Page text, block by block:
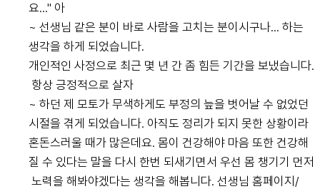
요..." 아
~ 선생님 같은 분이 바로 사람을 고치는 분이시구나... 하는
생각을 하게 되었습니다.
개인적인 사정으로 최근 몇 년 간 좀 힘든 기간을 보냈습니다.
항상 긍정적으로 살자
~ 하던 제 모토가 무색하게도 부정의 늪을 벗어날 수 없었던
시절을 겪게 되었습니다. 아직도 정리가 되지 못한 상황이라
혼돈스러울 때가 많은데요. 몸이 건강해야 마음 또한 건강해
질 수 있다는 말을 다시 한번 되새기면서 우선 몸 챙기기 먼저
노력을 해봐야겠다는 생각을 해봅니다. 선생님 홈페이지/